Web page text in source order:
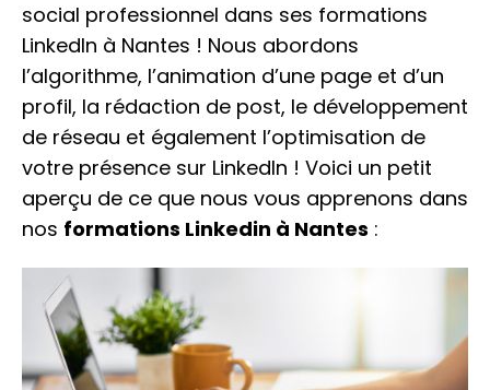
social professionnel dans ses formations
LinkedIn à Nantes ! Nous abordons
l’algorithme, l’animation d’une page et d’un
profil, la rédaction de post, le développement
de réseau et également l’optimisation de
votre présence sur LinkedIn ! Voici un petit
aperçu de ce que nous vous apprenons dans
nos formations Linkedin à Nantes :